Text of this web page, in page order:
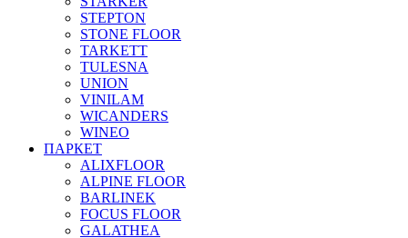
STEPTON
STONE FLOOR
TARKETT
TULESNA
UNION
VINILAM
WICANDERS
WINEO
ПАРКЕТ
ALIXFLOOR
ALPINE FLOOR
BARLINEK
FOCUS FLOOR
GALATHEA